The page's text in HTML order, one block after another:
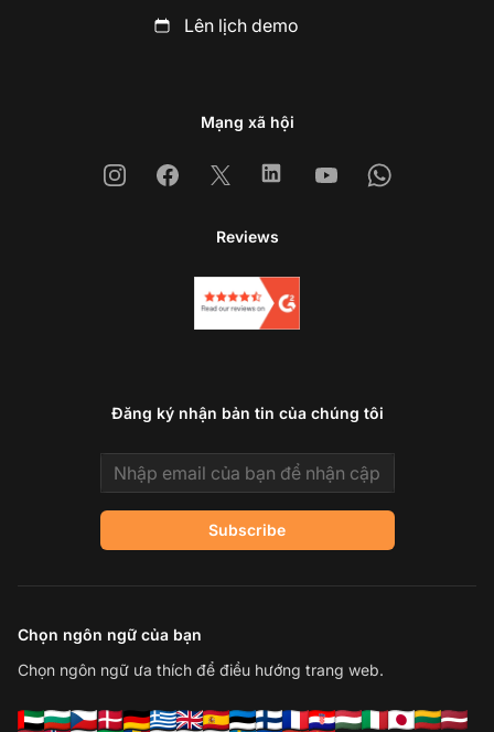
Lên lịch demo
Mạng xã hội
InstagramFacebook
X LinkedinYoutubeWhatsapp
Reviews
Đăng ký nhận bản tin của chúng tôi
Email address
Subscribe
Chọn ngôn ngữ của bạn
Chọn ngôn ngữ ưa thích để điều hướng trang web.